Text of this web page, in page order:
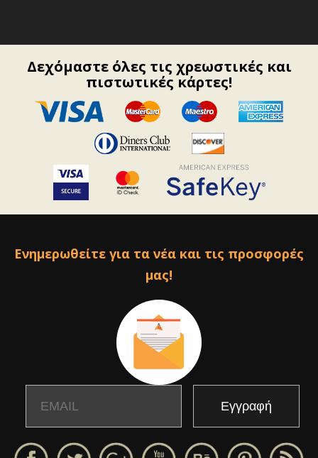
Δεχόμαστε όλες τις χρεωστικές και
πιστωτικές κάρτες!
Ενημερωθείτε για τα νέα και τις προσφορές
μας!